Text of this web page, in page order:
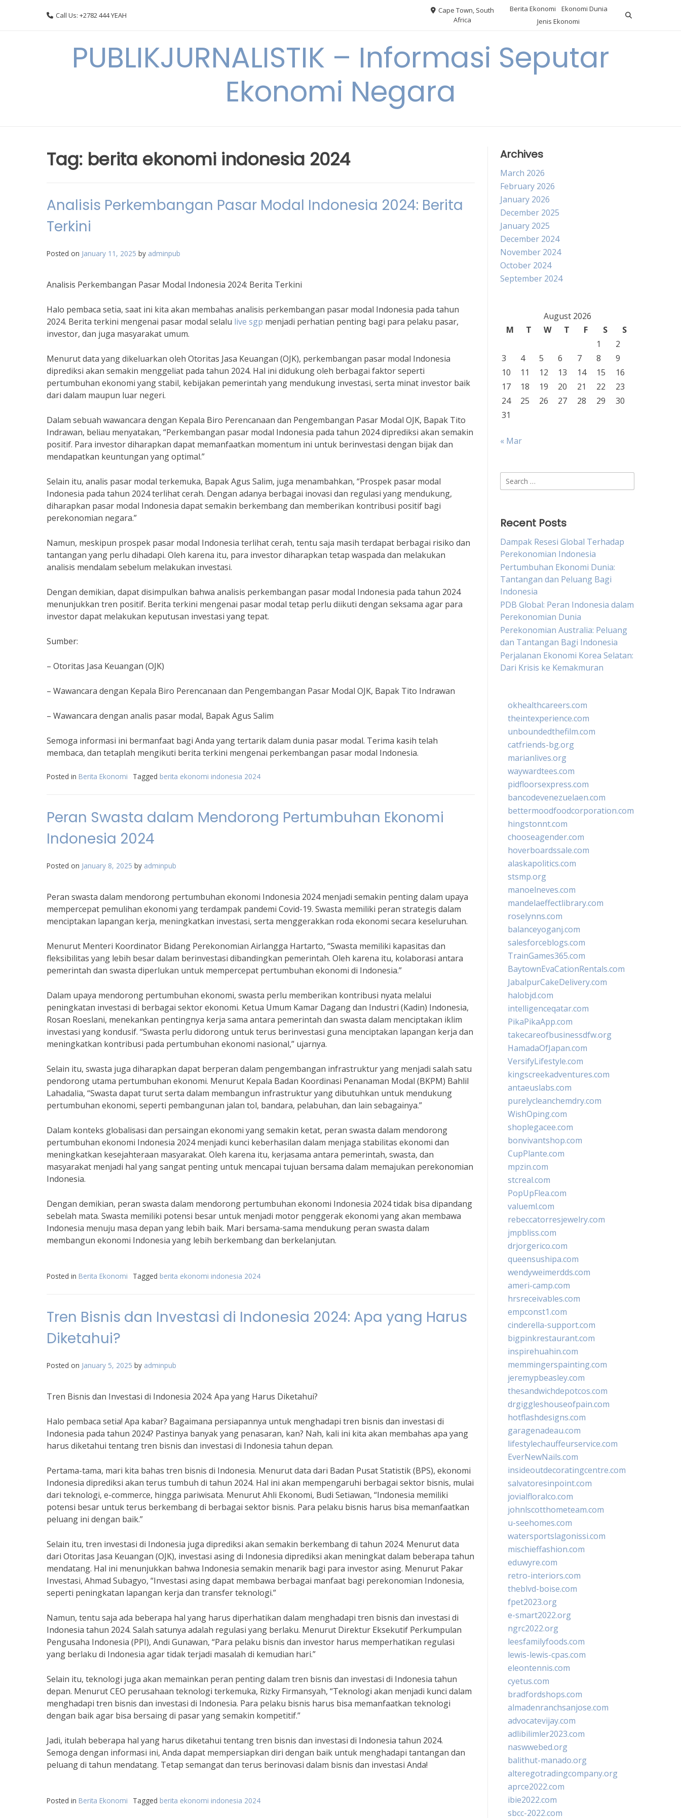
Call Us: +2782 444 YEAH
Cape Town, South
Africa
Berita Ekonomi
Ekonomi Dunia
Jenis Ekonomi
PUBLIKJURNALISTIK – Informasi Seputar
Ekonomi Negara
Tag: berita ekonomi indonesia 2024
Analisis Perkembangan Pasar Modal Indonesia 2024: Berita
Terkini
Posted on January 11, 2025 by adminpub
Analisis Perkembangan Pasar Modal Indonesia 2024: Berita Terkini
Halo pembaca setia, saat ini kita akan membahas analisis perkembangan pasar modal Indonesia pada tahun
2024. Berita terkini mengenai pasar modal selalu live sgp menjadi perhatian penting bagi para pelaku pasar,
investor, dan juga masyarakat umum.
Menurut data yang dikeluarkan oleh Otoritas Jasa Keuangan (OJK), perkembangan pasar modal Indonesia
diprediksi akan semakin menggeliat pada tahun 2024. Hal ini didukung oleh berbagai faktor seperti
pertumbuhan ekonomi yang stabil, kebijakan pemerintah yang mendukung investasi, serta minat investor baik
dari dalam maupun luar negeri.
Dalam sebuah wawancara dengan Kepala Biro Perencanaan dan Pengembangan Pasar Modal OJK, Bapak Tito
Indrawan, beliau menyatakan, “Perkembangan pasar modal Indonesia pada tahun 2024 diprediksi akan semakin
positif. Para investor diharapkan dapat memanfaatkan momentum ini untuk berinvestasi dengan bijak dan
mendapatkan keuntungan yang optimal.”
Selain itu, analis pasar modal terkemuka, Bapak Agus Salim, juga menambahkan, “Prospek pasar modal
Indonesia pada tahun 2024 terlihat cerah. Dengan adanya berbagai inovasi dan regulasi yang mendukung,
diharapkan pasar modal Indonesia dapat semakin berkembang dan memberikan kontribusi positif bagi
perekonomian negara.”
Namun, meskipun prospek pasar modal Indonesia terlihat cerah, tentu saja masih terdapat berbagai risiko dan
tantangan yang perlu dihadapi. Oleh karena itu, para investor diharapkan tetap waspada dan melakukan
analisis mendalam sebelum melakukan investasi.
Dengan demikian, dapat disimpulkan bahwa analisis perkembangan pasar modal Indonesia pada tahun 2024
menunjukkan tren positif. Berita terkini mengenai pasar modal tetap perlu diikuti dengan seksama agar para
investor dapat melakukan keputusan investasi yang tepat.
Sumber:
– Otoritas Jasa Keuangan (OJK)
– Wawancara dengan Kepala Biro Perencanaan dan Pengembangan Pasar Modal OJK, Bapak Tito Indrawan
– Wawancara dengan analis pasar modal, Bapak Agus Salim
Semoga informasi ini bermanfaat bagi Anda yang tertarik dalam dunia pasar modal. Terima kasih telah
membaca, dan tetaplah mengikuti berita terkini mengenai perkembangan pasar modal Indonesia.
Posted in Berita Ekonomi Tagged berita ekonomi indonesia 2024
Peran Swasta dalam Mendorong Pertumbuhan Ekonomi
Indonesia 2024
Posted on January 8, 2025 by adminpub
Peran swasta dalam mendorong pertumbuhan ekonomi Indonesia 2024 menjadi semakin penting dalam upaya
mempercepat pemulihan ekonomi yang terdampak pandemi Covid-19. Swasta memiliki peran strategis dalam
menciptakan lapangan kerja, meningkatkan investasi, serta menggerakkan roda ekonomi secara keseluruhan.
Menurut Menteri Koordinator Bidang Perekonomian Airlangga Hartarto, “Swasta memiliki kapasitas dan
fleksibilitas yang lebih besar dalam berinvestasi dibandingkan pemerintah. Oleh karena itu, kolaborasi antara
pemerintah dan swasta diperlukan untuk mempercepat pertumbuhan ekonomi di Indonesia.”
Dalam upaya mendorong pertumbuhan ekonomi, swasta perlu memberikan kontribusi nyata melalui
peningkatan investasi di berbagai sektor ekonomi. Ketua Umum Kamar Dagang dan Industri (Kadin) Indonesia,
Rosan Roeslani, menekankan pentingnya kerja sama antara pemerintah dan swasta dalam menciptakan iklim
investasi yang kondusif. “Swasta perlu didorong untuk terus berinvestasi guna menciptakan lapangan kerja dan
meningkatkan kontribusi pada pertumbuhan ekonomi nasional,” ujarnya.
Selain itu, swasta juga diharapkan dapat berperan dalam pengembangan infrastruktur yang menjadi salah satu
pendorong utama pertumbuhan ekonomi. Menurut Kepala Badan Koordinasi Penanaman Modal (BKPM) Bahlil
Lahadalia, “Swasta dapat turut serta dalam membangun infrastruktur yang dibutuhkan untuk mendukung
pertumbuhan ekonomi, seperti pembangunan jalan tol, bandara, pelabuhan, dan lain sebagainya.”
Dalam konteks globalisasi dan persaingan ekonomi yang semakin ketat, peran swasta dalam mendorong
pertumbuhan ekonomi Indonesia 2024 menjadi kunci keberhasilan dalam menjaga stabilitas ekonomi dan
meningkatkan kesejahteraan masyarakat. Oleh karena itu, kerjasama antara pemerintah, swasta, dan
masyarakat menjadi hal yang sangat penting untuk mencapai tujuan bersama dalam memajukan perekonomian
Indonesia.
Dengan demikian, peran swasta dalam mendorong pertumbuhan ekonomi Indonesia 2024 tidak bisa dipandang
sebelah mata. Swasta memiliki potensi besar untuk menjadi motor penggerak ekonomi yang akan membawa
Indonesia menuju masa depan yang lebih baik. Mari bersama-sama mendukung peran swasta dalam
membangun ekonomi Indonesia yang lebih berkembang dan berkelanjutan.
Posted in Berita Ekonomi Tagged berita ekonomi indonesia 2024
Tren Bisnis dan Investasi di Indonesia 2024: Apa yang Harus
Diketahui?
Posted on January 5, 2025 by adminpub
Tren Bisnis dan Investasi di Indonesia 2024: Apa yang Harus Diketahui?
Halo pembaca setia! Apa kabar? Bagaimana persiapannya untuk menghadapi tren bisnis dan investasi di
Indonesia pada tahun 2024? Pastinya banyak yang penasaran, kan? Nah, kali ini kita akan membahas apa yang
harus diketahui tentang tren bisnis dan investasi di Indonesia tahun depan.
Pertama-tama, mari kita bahas tren bisnis di Indonesia. Menurut data dari Badan Pusat Statistik (BPS), ekonomi
Indonesia diprediksi akan terus tumbuh di tahun 2024. Hal ini akan mempengaruhi berbagai sektor bisnis, mulai
dari teknologi, e-commerce, hingga pariwisata. Menurut Ahli Ekonomi, Budi Setiawan, “Indonesia memiliki
potensi besar untuk terus berkembang di berbagai sektor bisnis. Para pelaku bisnis harus bisa memanfaatkan
peluang ini dengan baik.”
Selain itu, tren investasi di Indonesia juga diprediksi akan semakin berkembang di tahun 2024. Menurut data
dari Otoritas Jasa Keuangan (OJK), investasi asing di Indonesia diprediksi akan meningkat dalam beberapa tahun
mendatang. Hal ini menunjukkan bahwa Indonesia semakin menarik bagi para investor asing. Menurut Pakar
Investasi, Ahmad Subagyo, “Investasi asing dapat membawa berbagai manfaat bagi perekonomian Indonesia,
seperti peningkatan lapangan kerja dan transfer teknologi.”
Namun, tentu saja ada beberapa hal yang harus diperhatikan dalam menghadapi tren bisnis dan investasi di
Indonesia tahun 2024. Salah satunya adalah regulasi yang berlaku. Menurut Direktur Eksekutif Perkumpulan
Pengusaha Indonesia (PPI), Andi Gunawan, “Para pelaku bisnis dan investor harus memperhatikan regulasi
yang berlaku di Indonesia agar tidak terjadi masalah di kemudian hari.”
Selain itu, teknologi juga akan memainkan peran penting dalam tren bisnis dan investasi di Indonesia tahun
depan. Menurut CEO perusahaan teknologi terkemuka, Rizky Firmansyah, “Teknologi akan menjadi kunci dalam
menghadapi tren bisnis dan investasi di Indonesia. Para pelaku bisnis harus bisa memanfaatkan teknologi
dengan baik agar bisa bersaing di pasar yang semakin kompetitif.”
Jadi, itulah beberapa hal yang harus diketahui tentang tren bisnis dan investasi di Indonesia tahun 2024.
Semoga dengan informasi ini, Anda dapat mempersiapkan diri dengan baik untuk menghadapi tantangan dan
peluang di tahun mendatang. Tetap semangat dan terus berinovasi dalam bisnis dan investasi Anda!
Posted in Berita Ekonomi Tagged berita ekonomi indonesia 2024
Archives
March 2026
February 2026
January 2026
December 2025
January 2025
December 2024
November 2024
October 2024
September 2024
August 2026
M
T W T F S
S
1
2
3
4 5 6 7 8
9
10
11 12 13 14 15
16
17
18 19 20 21 22
23
24
25 26 27 28 29
30
31
« Mar
Search
for:
Recent Posts
Dampak Resesi Global Terhadap
Perekonomian Indonesia
Pertumbuhan Ekonomi Dunia:
Tantangan dan Peluang Bagi
Indonesia
PDB Global: Peran Indonesia dalam
Perekonomian Dunia
Perekonomian Australia: Peluang
dan Tantangan Bagi Indonesia
Perjalanan Ekonomi Korea Selatan:
Dari Krisis ke Kemakmuran
okhealthcareers.com
theintexperience.com
unboundedthefilm.com
catfriends-bg.org
marianlives.org
waywardtees.com
pidfloorsexpress.com
bancodevenezuelaen.com
bettermoodfoodcorporation.com
hingstonnt.com
chooseagender.com
hoverboardssale.com
alaskapolitics.com
stsmp.org
manoelneves.com
mandelaeffectlibrary.com
roselynns.com
balanceyoganj.com
salesforceblogs.com
TrainGames365.com
BaytownEvaCationRentals.com
JabalpurCakeDelivery.com
halobjd.com
intelligenceqatar.com
PikaPikaApp.com
takecareofbusinessdfw.org
HamadaOfJapan.com
VersifyLifestyle.com
kingscreekadventures.com
antaeuslabs.com
purelycleanchemdry.com
WishOping.com
shoplegacee.com
bonvivantshop.com
CupPlante.com
mpzin.com
stcreal.com
PopUpFlea.com
valueml.com
rebeccatorresjewelry.com
jmpbliss.com
drjorgerico.com
queensushipa.com
wendyweimerdds.com
ameri-camp.com
hrsreceivables.com
empconst1.com
cinderella-support.com
bigpinkrestaurant.com
inspirehuahin.com
memmingerspainting.com
jeremypbeasley.com
thesandwichdepotcos.com
drgiggleshouseofpain.com
hotflashdesigns.com
garagenadeau.com
lifestylechauffeurservice.com
EverNewNails.com
insideoutdecoratingcentre.com
salvatoresinpoint.com
jovialfloralco.com
johnlscotthometeam.com
u-seehomes.com
watersportslagonissi.com
mischieffashion.com
eduwyre.com
retro-interiors.com
theblvd-boise.com
fpet2023.org
e-smart2022.org
ngrc2022.org
leesfamilyfoods.com
lewis-lewis-cpas.com
eleontennis.com
cyetus.com
bradfordshops.com
almadenranchsanjose.com
advocatevijay.com
adlibilimler2023.com
naswwebed.org
balithut-manado.org
alteregotradingcompany.org
aprce2022.com
ibie2022.com
sbcc-2022.com